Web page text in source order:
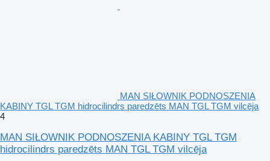
MAN SIŁOWNIK PODNOSZENIA
KABINY TGL TGM hidrocilindrs paredzēts MAN TGL TGM vilcēja
4
MAN SIŁOWNIK PODNOSZENIA KABINY TGL TGM
hidrocilindrs paredzēts MAN TGL TGM vilcēja